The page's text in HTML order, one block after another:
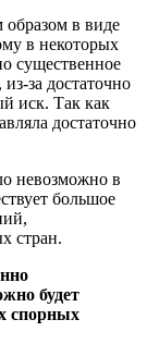
образом в виде
в некоторых
существенное
за достаточно
иск. Так как
достаточно
невозможно в
большое
стран.
будет
спорных